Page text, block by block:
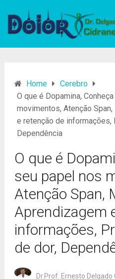
Home
Cerebro
O que é Dopamina,
movimentos, Atenção
e retenção de informações,
Dependência
O que é
seu papel nos
Atenção Span,
Aprendizagem
informações,
de dor,
Dr.Prof. Ernesto Delgado